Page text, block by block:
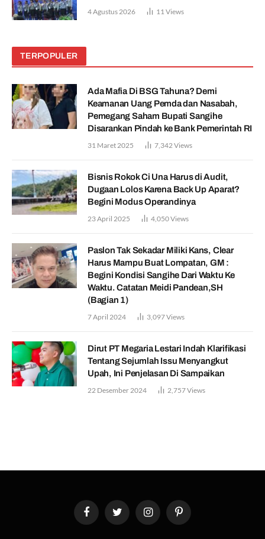
4 Agustus 2026 11 Views
TERPOPULER
Ada Mafia Di BSG Tahuna? Demi
Keamanan Uang Pemda dan Nasabah,
Pemegang Saham Bupati Sangihe
Disarankan Pindah ke Bank Pemerintah RI
31 Maret 2025 7,342 Views
Bisnis Rokok Ci Una Harus di Audit,
Dugaan Lolos Karena Back Up Aparat?
Begini Modus Operandinya
23 April 2025 4,050Views
Paslon Tak Sekadar Miliki Kans, Clear
Harus Mampu Buat Lompatan, GM :
Begini Kondisi Sangihe Dari Waktu Ke
Waktu. Catatan Meidi Pandean,SH
(Bagian 1)
7 April 2024 3,097Views
Dirut PT Megaria Lestari Indah Klarifikasi
Tentang Sejumlah Issu Menyangkut
Upah, Ini Penjelasan Di Sampaikan
22 Desember 2024 2,757Views
FacebookTwitter InstagramPinterest